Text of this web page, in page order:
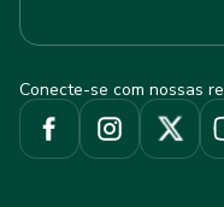
Conecte-se com nossas